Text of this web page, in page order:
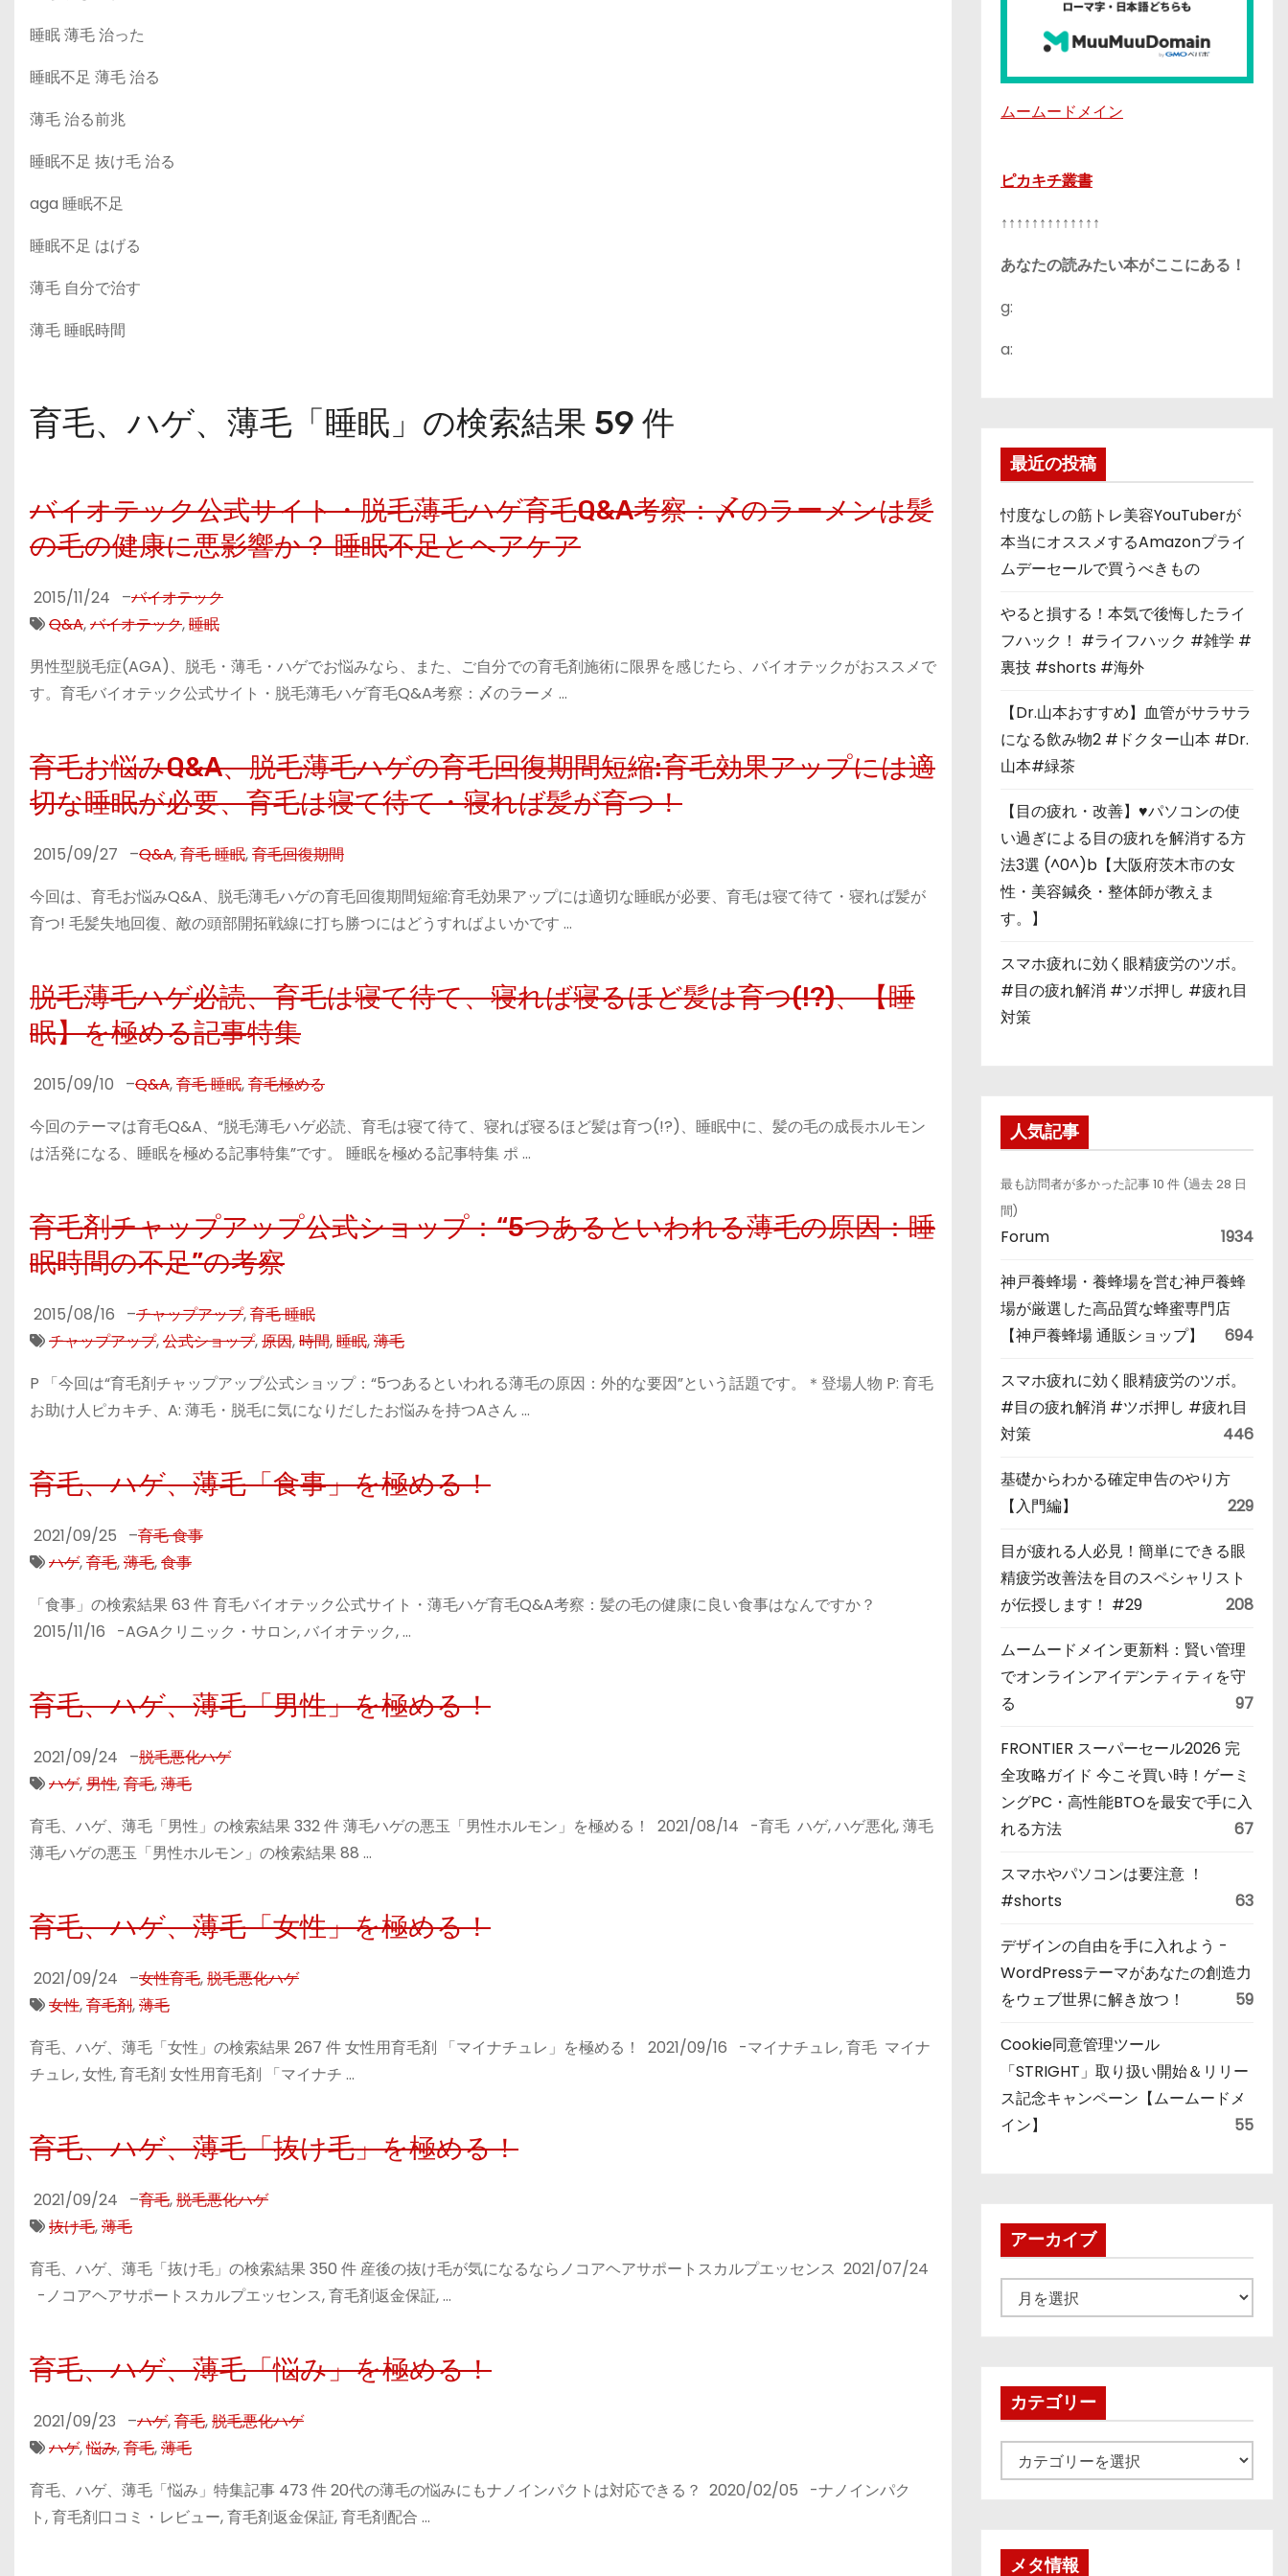
睡眠 薄毛 治った
睡眠不足 薄毛 治る
薄毛 治る前兆
睡眠不足 抜け毛 治る
aga 睡眠不足
睡眠不足 はげる
薄毛 自分で治す
薄毛 睡眠時間
育毛、ハゲ、薄毛「睡眠」の検索結果 59 件
バイオテック公式サイト・脱毛薄毛ハゲ育毛Q&A考察：〆のラーメンは髪
の毛の健康に悪影響か？ 睡眠不足とヘアケア
2015/11/24 –バイオテック
Q&A,バイオテック,睡眠
男性型脱毛症(AGA)、脱毛・薄毛・ハゲでお悩みなら、また、ご自分での育毛剤施術に限界を感じたら、バイオテックがおススメで
す。育毛バイオテック公式サイト・脱毛薄毛ハゲ育毛Q&A考察：〆のラーメ …
育毛お悩みQ&A、脱毛薄毛ハゲの育毛回復期間短縮:育毛効果アップには適
切な睡眠が必要、育毛は寝て待て・寝れば髪が育つ！
2015/09/27 –Q&A,育毛 睡眠,育毛回復期間
今回は、育毛お悩みQ&A、脱毛薄毛ハゲの育毛回復期間短縮:育毛効果アップには適切な睡眠が必要、育毛は寝て待て・寝れば髪が
育つ! 毛髪失地回復、敵の頭部開拓戦線に打ち勝つにはどうすればよいかです …
脱毛薄毛ハゲ必読、育毛は寝て待て、寝れば寝るほど髪は育つ(!?)、【睡
眠】を極める記事特集
2015/09/10 –Q&A,育毛 睡眠,育毛極める
今回のテーマは育毛Q&A、“脱毛薄毛ハゲ必読、育毛は寝て待て、寝れば寝るほど髪は育つ(!?)、睡眠中に、髪の毛の成長ホルモン
は活発になる、睡眠を極める記事特集”です。 睡眠を極める記事特集 ポ …
育毛剤チャップアップ公式ショップ：“5つあるといわれる薄毛の原因：睡
眠時間の不足”の考察
2015/08/16 –チャップアップ,育毛 睡眠
チャップアップ,公式ショップ,原因,時間,睡眠,薄毛
P 「今回は“育毛剤チャップアップ公式ショップ：“5つあるといわれる薄毛の原因：外的な要因”という話題です。＊登場人物 P: 育毛
お助け人ピカキチ、A: 薄毛・脱毛に気になりだしたお悩みを持つAさん …
育毛、ハゲ、薄毛「食事」を極める！
2021/09/25 –育毛 食事
ハゲ,育毛,薄毛,食事
「食事」の検索結果 63 件 育毛バイオテック公式サイト・薄毛ハゲ育毛Q&A考察：髪の毛の健康に良い食事はなんですか？
2015/11/16 -AGAクリニック・サロン, バイオテック, …
育毛、ハゲ、薄毛「男性」を極める！
2021/09/24 –脱毛悪化ハゲ
ハゲ,男性,育毛,薄毛
育毛、ハゲ、薄毛「男性」の検索結果 332 件 薄毛ハゲの悪玉「男性ホルモン」を極める！ 2021/08/14 -育毛 ハゲ, ハゲ悪化, 薄毛
薄毛ハゲの悪玉「男性ホルモン」の検索結果 88 …
育毛、ハゲ、薄毛「女性」を極める！
2021/09/24 –女性育毛,脱毛悪化ハゲ
女性,育毛剤,薄毛
育毛、ハゲ、薄毛「女性」の検索結果 267 件 女性用育毛剤 「マイナチュレ」を極める！ 2021/09/16 -マイナチュレ, 育毛 マイナ
チュレ, 女性, 育毛剤 女性用育毛剤 「マイナチ …
育毛、ハゲ、薄毛「抜け毛」を極める！
2021/09/24 –育毛,脱毛悪化ハゲ
抜け毛,薄毛
育毛、ハゲ、薄毛「抜け毛」の検索結果 350 件 産後の抜け毛が気になるならノコアヘアサポートスカルプエッセンス 2021/07/24
-ノコアヘアサポートスカルプエッセンス, 育毛剤返金保証, …
育毛、ハゲ、薄毛「悩み」を極める！
2021/09/23 –ハゲ,育毛,脱毛悪化ハゲ
ハゲ,悩み,育毛,薄毛
育毛、ハゲ、薄毛「悩み」特集記事 473 件 20代の薄毛の悩みにもナノインパクトは対応できる？ 2020/02/05 -ナノインパク
ト, 育毛剤口コミ・レビュー, 育毛剤返金保証, 育毛剤配合 …
ムームードメイン
ピカキチ叢書
↑↑↑↑↑↑↑↑↑↑↑↑↑
あなたの読みたい本がここにある！
g:
a:
最近の投稿
忖度なしの筋トレ美容YouTuberが
本当にオススメするAmazonプライ
ムデーセールで買うべきもの
やると損する！本気で後悔したライ
フハック！ #ライフハック #雑学 #
裏技 #shorts #海外
【Dr.山本おすすめ】血管がサラサラ
になる飲み物2 #ドクター山本 #Dr.
山本#緑茶
【目の疲れ・改善】♥パソコンの使
い過ぎによる目の疲れを解消する方
法3選 (^0^)b【大阪府茨木市の女
性・美容鍼灸・整体師が教えま
す。】
スマホ疲れに効く眼精疲労のツボ。
#目の疲れ解消 #ツボ押し #疲れ目
対策
人気記事
最も訪問者が多かった記事 10 件 (過去 28 日
間)
Forum 1934
神戸養蜂場・養蜂場を営む神戸養蜂
場が厳選した高品質な蜂蜜専門店
【神戸養蜂場 通販ショップ】
694
スマホ疲れに効く眼精疲労のツボ。
#目の疲れ解消 #ツボ押し #疲れ目
対策
446
基礎からわかる確定申告のやり方
【入門編】
229
目が疲れる人必見！簡単にできる眼
精疲労改善法を目のスペシャリスト
が伝授します！ #29
208
ムームードメイン更新料：賢い管理
でオンラインアイデンティティを守
る
97
FRONTIER スーパーセール2026 完
全攻略ガイド 今こそ買い時！ゲーミ
ングPC・高性能BTOを最安で手に入
れる方法
67
スマホやパソコンは要注意 ！
#shorts
63
デザインの自由を手に入れよう -
WordPressテーマがあなたの創造力
をウェブ世界に解き放つ！
59
Cookie同意管理ツール
「STRIGHT」取り扱い開始＆リリー
ス記念キャンペーン【ムームードメ
イン】
55
アーカイブ
ー
ブカテゴリー
テ
メタ情報